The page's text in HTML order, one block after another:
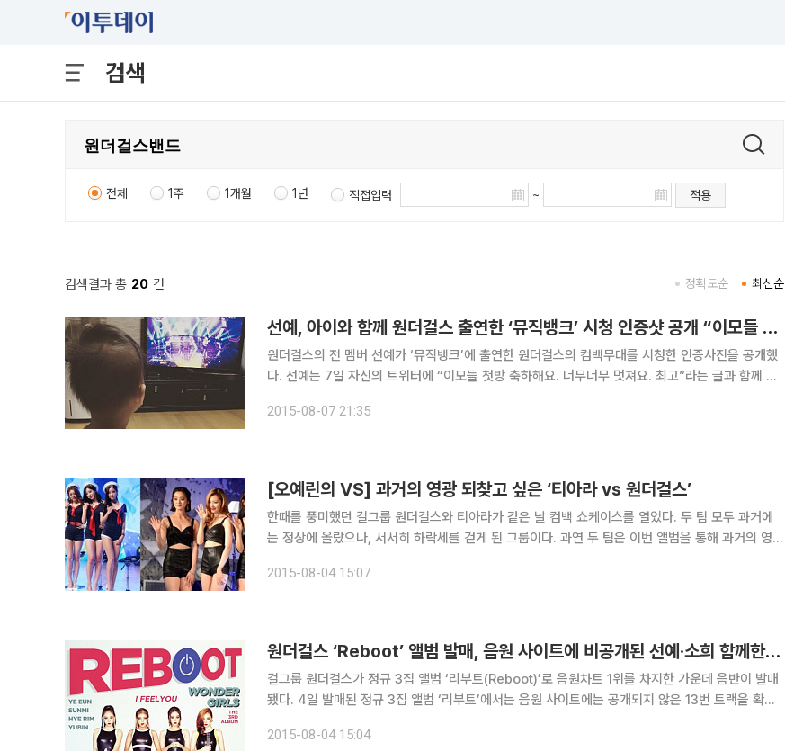
검색
전체 1주 1개월 1년 직접입력 ~ 적용
검색결과 총 20 건 최신순
정확도순
선예, 아이와 함께 원더걸스 출연한 ‘뮤직뱅크’ 시청 인증샷 공개 “이모들 첫방 축하해요”
원더걸스의 전 멤버 선예가 ‘뮤직뱅크’에 출연한 원더걸스의 컴백무대를 시청한 인증사진을 공개했
다. 선예는 7일 자신의 트위터에 “이모들 첫방 축하해요. 너무너무 멋져요. 최고”라는 글과 함께 한
이 담겨있다. 선예는 탈퇴 후에도 여전히 멤버들과 친분을 유지하고 있
2015-08-07 21:35
[오예린의 VS] 과거의 영광 되찾고 싶은 ‘티아라 vs 원더걸스’
한때를 풍미했던 걸그룹 원더걸스와 티아라가 같은 날 컴백 쇼케이스를 열었다. 두 팀 모두 과거에
는 정상에 올랐으나, 서서히 하락세를 걷게 된 그룹이다. 과연 두 팀은 이번 앨범을 통해 과거의 영광
미니앨범 ‘소 굿(So Good)’ 컴백 쇼케이스를 개최했다.
2015-08-04 15:07
원더걸스 ‘Reboot’ 앨범 발매, 음원 사이트에 비공개된 선예·소희 함께한 13번 트랙 공개
걸그룹 원더걸스가 정규 3집 앨범 ‘리부트(Reboot)’로 음원차트 1위를 차지한 가운데 음반이 발매
됐다. 4일 발매된 정규 3집 앨범 ‘리부트’에서는 음원 사이트에는 공개되지 않은 13번 트랙을 확인
짝 트랙으로 예은, 유빈, 선미, 혜림, 선예 소희가 소
2015-08-04 15:04